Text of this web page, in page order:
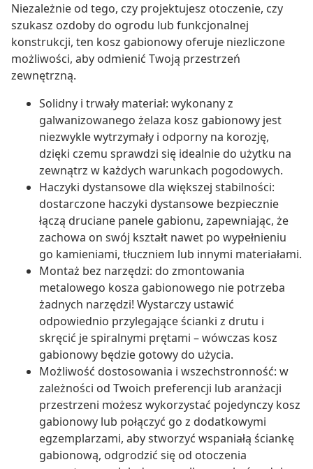
Niezależnie od tego, czy projektujesz otoczenie, czy
szukasz ozdoby do ogrodu lub funkcjonalnej
konstrukcji, ten kosz gabionowy oferuje niezliczone
możliwości, aby odmienić Twoją przestrzeń
zewnętrzną.
Solidny i trwały materiał: wykonany z
galwanizowanego żelaza kosz gabionowy jest
niezwykle wytrzymały i odporny na korozję,
dzięki czemu sprawdzi się idealnie do użytku na
zewnątrz w każdych warunkach pogodowych.
Haczyki dystansowe dla większej stabilności:
dostarczone haczyki dystansowe bezpiecznie
łączą druciane panele gabionu, zapewniając, że
zachowa on swój kształt nawet po wypełnieniu
go kamieniami, tłuczniem lub innymi materiałami.
Montaż bez narzędzi: do zmontowania
metalowego kosza gabionowego nie potrzeba
żadnych narzędzi! Wystarczy ustawić
odpowiednio przylegające ścianki z drutu i
skręcić je spiralnymi prętami – wówczas kosz
gabionowy będzie gotowy do użycia.
Możliwość dostosowania i wszechstronność: w
zależności od Twoich preferencji lub aranżacji
przestrzeni możesz wykorzystać pojedynczy kosz
gabionowy lub połączyć go z dodatkowymi
egzemplarzami, aby stworzyć wspaniałą ściankę
gabionową, odgrodzić się od otoczenia